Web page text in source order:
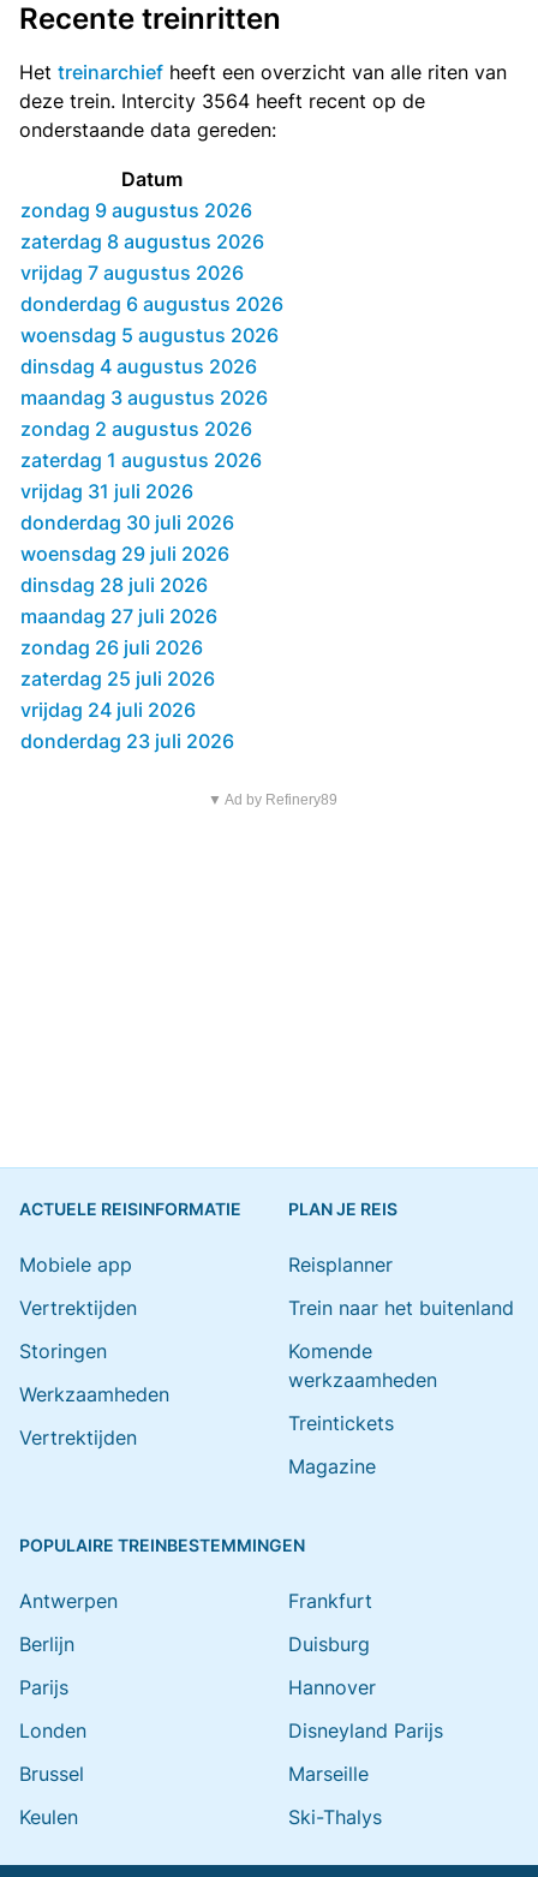
Recente treinritten
Het treinarchief heeft een overzicht van alle riten van
deze trein. Intercity 3564 heeft recent op de
onderstaande data gereden:
Datum
zondag 9 augustus 2026
zaterdag 8 augustus 2026
vrijdag 7 augustus 2026
donderdag 6 augustus 2026
woensdag 5 augustus 2026
dinsdag 4 augustus 2026
maandag 3 augustus 2026
zondag 2 augustus 2026
zaterdag 1 augustus 2026
vrijdag 31 juli 2026
donderdag 30 juli 2026
woensdag 29 juli 2026
dinsdag 28 juli 2026
maandag 27 juli 2026
zondag 26 juli 2026
zaterdag 25 juli 2026
vrijdag 24 juli 2026
donderdag 23 juli 2026
▼ Ad by Refinery89
ACTUELE REISINFORMATIE
Mobiele app
Vertrektijden
Storingen
Werkzaamheden
Vertrektijden
PLAN JE REIS
Reisplanner
Trein naar het buitenland
Komende
werkzaamheden
Treintickets
Magazine
POPULAIRE TREINBESTEMMINGEN
Antwerpen
Berlijn
Parijs
Londen
Brussel
Keulen
Frankfurt
Duisburg
Hannover
Disneyland Parijs
Marseille
Ski-Thalys